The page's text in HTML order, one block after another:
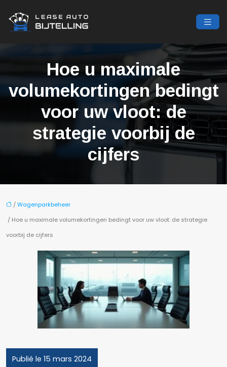
Hoe u maximale
volumekortingen bedingt
voor uw vloot: de
strategie voorbij de
cijfers
/Wagenparkbeheer
/ Hoe u maximale volumekortingen bedingt voor uw vloot: de strategie
voorbij de cijfers
Publié le 15 mars 2024